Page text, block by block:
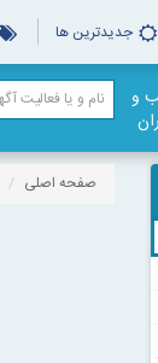
جدیدترین ها
و
صفحه اصلی